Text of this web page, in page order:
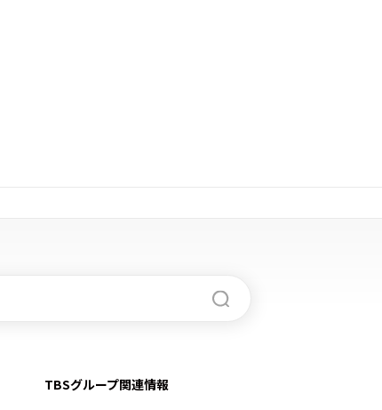
TBSグループ関連情報